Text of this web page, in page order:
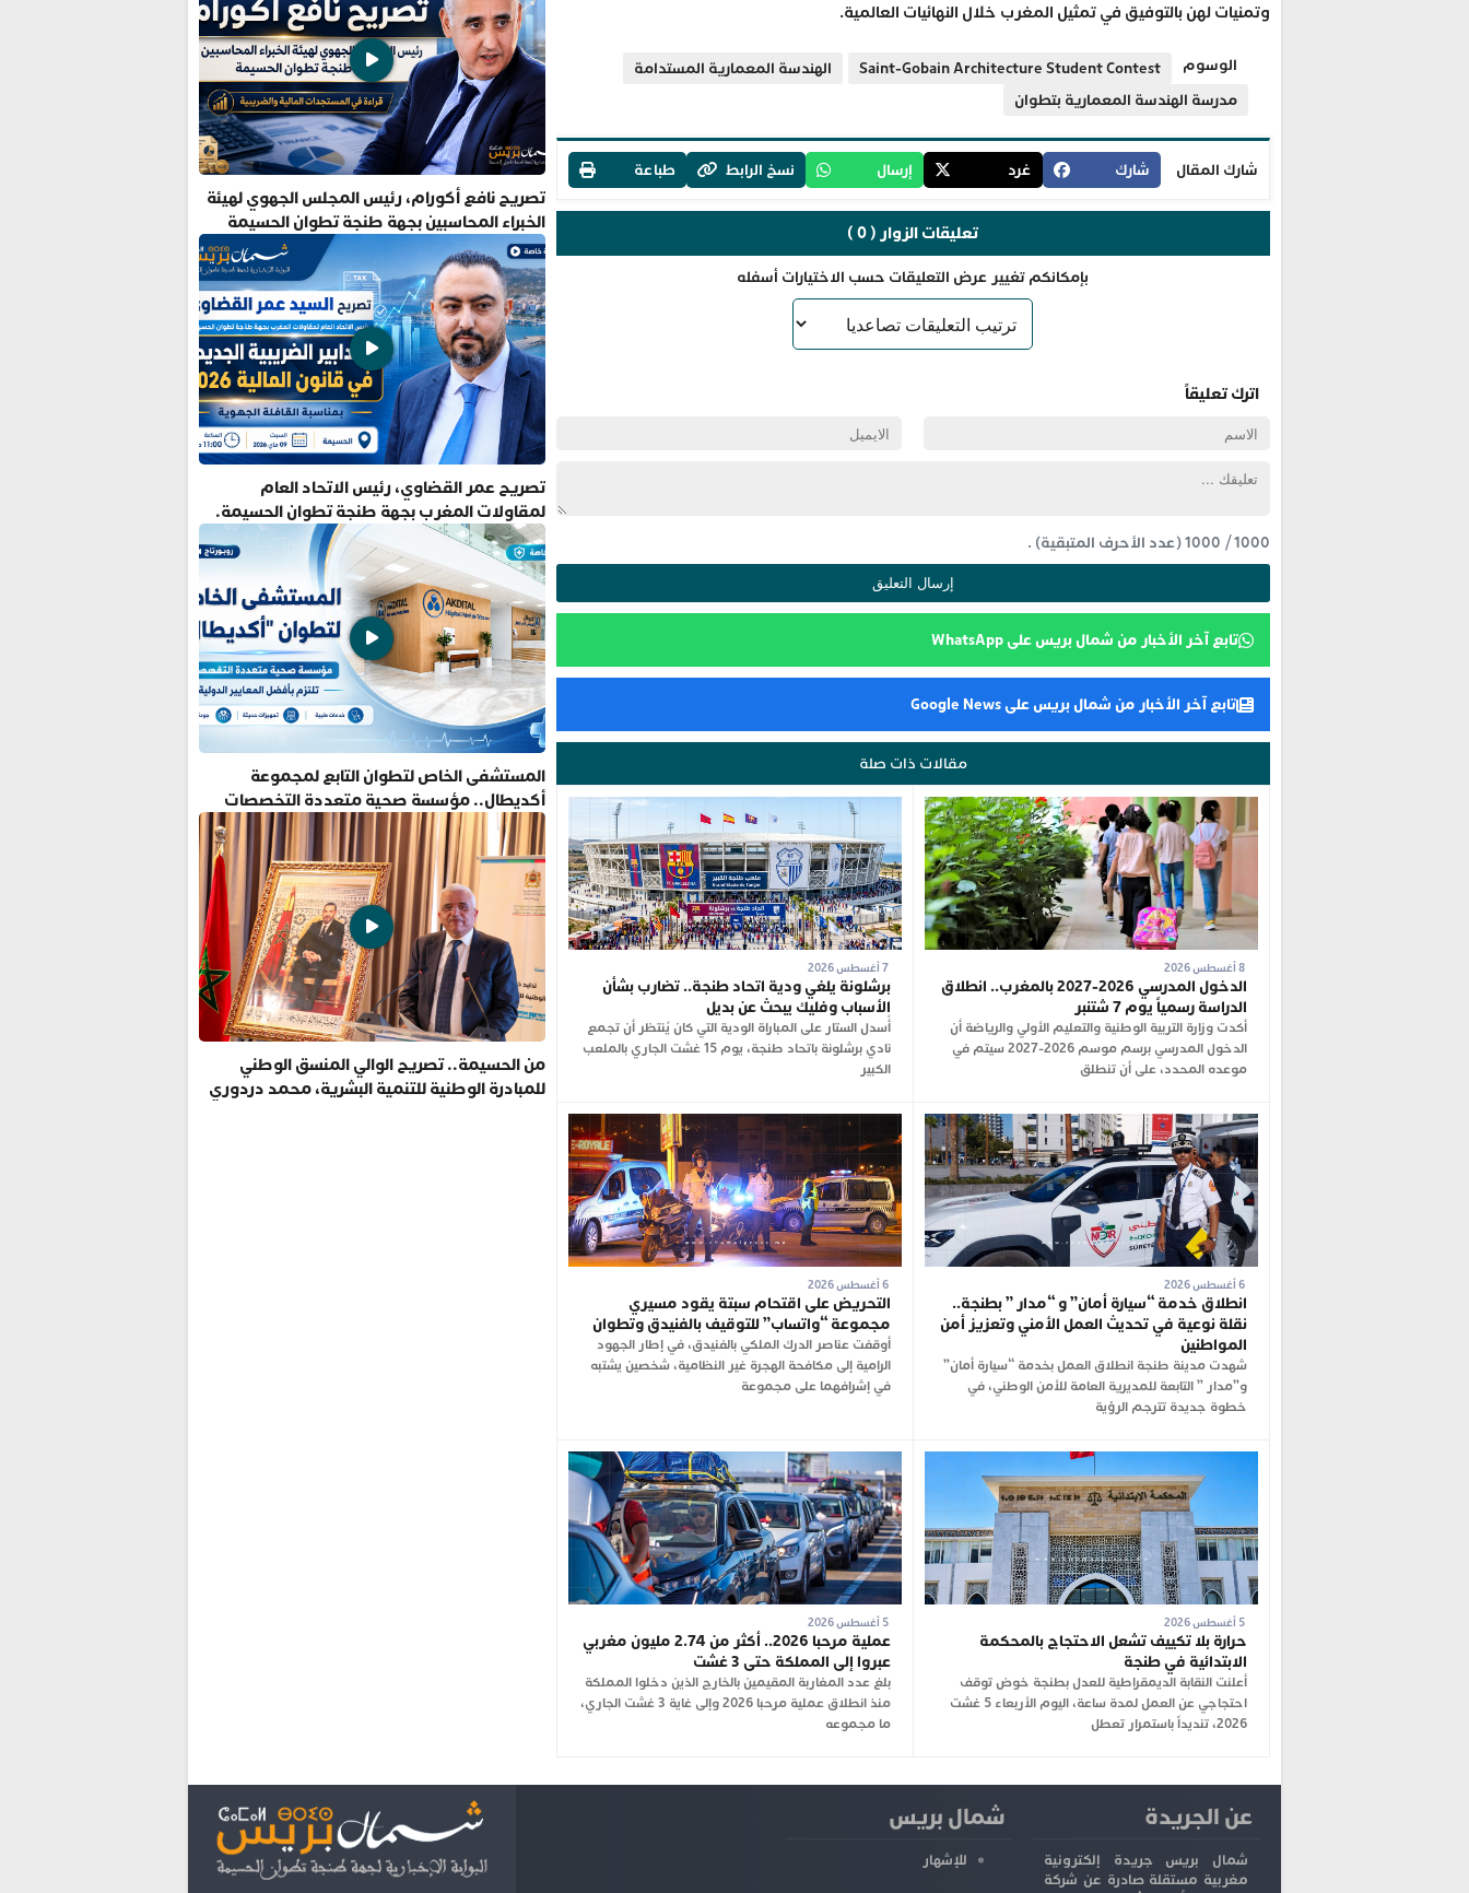
وتمنيات لهن بالتوفيق في تمثيل المغرب خلال النهائيات العالمية.
الوسوم Saint-Gobain Architecture Student Contest
الهندسة المعمارية المستدامة
مدرسة الهندسة المعمارية بتطوان
شارك المقال شارك غرد إرسال نسخ الرابط طباعة
تعليقات الزوار ( 0 )
بإمكانكم تغيير عرض التعليقات حسب الاختيارات أسفله
اترك تعليقاً
1000
/
1000(عدد الأحرف المتبقية) .
تابع آخر الأخبار من شمال بريس على WhatsApp
تابع آخر الأخبار من شمال بريس على Google News
مقالات ذات صلة
الدخول المدرسي 2026-2027 بالمغرب.. انطلاق
الدراسة رسمياً يوم 7 شتنبر
أكدت وزارة التربية الوطنية والتعليم الأولي والرياضة أن
الدخول المدرسي برسم موسم 2026-2027 سيتم في
موعده المحدد، على أن تنطلق
7 أغسطس 2026
برشلونة يلغي ودية اتحاد طنجة.. تضارب بشأن
الأسباب وفليك يبحث عن بديل
أُسدل الستار على المباراة الودية التي كان يُنتظر أن تجمع
نادي برشلونة باتحاد طنجة، يوم 15 غشت الجاري بالملعب
الكبير
انطلاق خدمة “سيارة أمان” و “مدار ” بطنجة..
نقلة نوعية في تحديث العمل الأمني وتعزيز أمن
المواطنين
شهدت مدينة طنجة انطلاق العمل بخدمة “سيارة أمان”
و”مدار ” التابعة للمديرية العامة للأمن الوطني، في
خطوة جديدة تترجم الرؤية
6 أغسطس 2026
التحريض على اقتحام سبتة يقود مسيري
مجموعة “واتساب” للتوقيف بالفنيدق وتطوان
أوقفت عناصر الدرك الملكي بالفنيدق، في إطار الجهود
الرامية إلى مكافحة الهجرة غير النظامية، شخصين يشتبه
في إشرافهما على مجموعة
حرارة بلا تكييف تشعل الاحتجاج بالمحكمة
الابتدائية في طنجة
أعلنت النقابة الديمقراطية للعدل بطنجة خوض توقف
احتجاجي عن العمل لمدة ساعة، اليوم الأربعاء 5 غشت
2026، تنديداً باستمرار تعطل
5 أغسطس 2026
عملية مرحبا 2026.. أكثر من 2.74 مليون مغربي
عبروا إلى المملكة حتى 3 غشت
بلغ عدد المغاربة المقيمين بالخارج الذين دخلوا المملكة
منذ انطلاق عملية مرحبا 2026 وإلى غاية 3 غشت الجاري،
ما مجموعه
تصريح نافع أكورام، رئيس المجلس الجهوي لهيئة
الخبراء المحاسبين بجهة طنجة تطوان الحسيمة
تصريح عمر القضاوي، رئيس الاتحاد العام
لمقاولات المغرب بجهة طنجة تطوان الحسيمة.
المستشفى الخاص لتطوان التابع لمجموعة
أكديطال.. مؤسسة صحية متعددة التخصصات
تلتزم بأفضل المعايير الدولية
من الحسيمة.. تصريح الوالي المنسق الوطني
للمبادرة الوطنية للتنمية البشرية، محمد دردوري
عن الجريدة
شمال بريس جريدة إلكترونية
مغربية مستقلة صادرة عن شركة
شمال بريس
للإشهار